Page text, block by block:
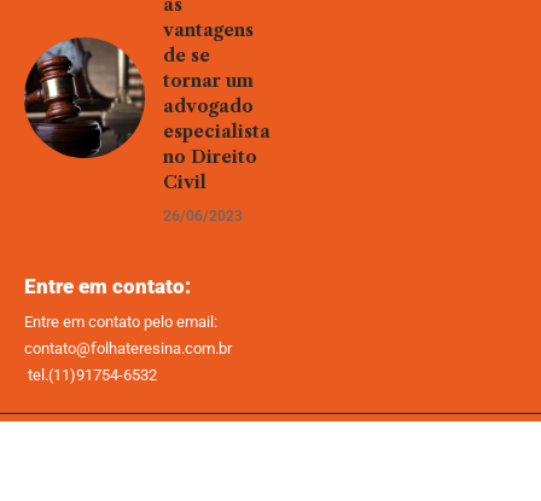
as
vantagens
de se
tornar um
advogado
especialista
no Direito
Civil
26/06/2023
Entre em contato:
Entre em contato pelo email:
contato@folhateresina.com.br
tel.(11)91754-6532